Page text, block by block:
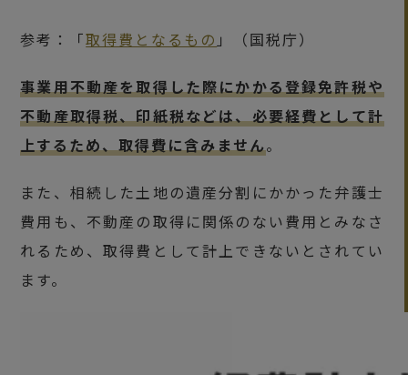
参考：「取得費となるもの 」（国税庁）
事業用不動産を取得した際にかかる登録免許税や
不動産取得税、印紙税などは、必要経費として計
上するため、取得費に含みません。
また、相続した土地の遺産分割にかかった弁護士
費用も、不動産の取得に関係のない費用とみなさ
れるため、取得費として計上できないとされてい
ます。